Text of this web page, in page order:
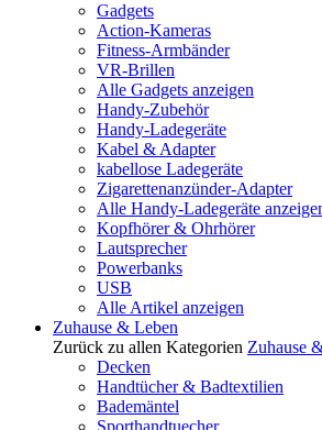
Gadgets
Action-Kameras
Fitness-Armbänder
VR-Brillen
Alle Gadgets anzeigen
Handy-Zubehör
Handy-Ladegeräte
Kabel & Adapter
kabellose Ladegeräte
Zigarettenanzünder-Adapter
Alle Handy-Ladegeräte
Kopfhörer & Ohrhörer
Lautsprecher
Powerbanks
USB
Alle Artikel anzeigen
Zuhause & Leben
Zurück zu allen Kategorien Zuhause
Decken
Handtücher & Badtextilien
Bademäntel
Sporthandtuecher